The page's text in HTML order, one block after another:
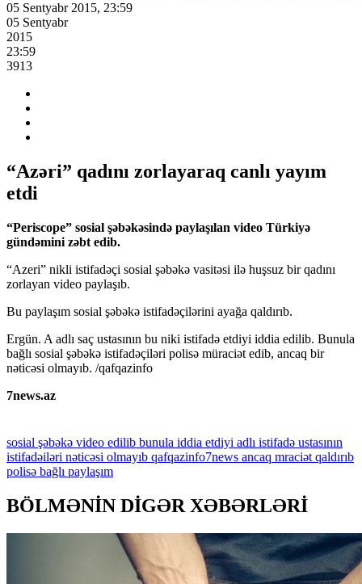
05 Sentyabr 2015, 23:59
05 Sentyabr
2015
23:59
3913
“Azəri” qadını zorlayaraq canlı yayım
etdi
“Periscope” sosial şəbəkəsində paylaşılan video Türkiyə
gündəmini zəbt edib.
“Azeri” nikli istifadəçi sosial şəbəkə vasitəsi ilə huşsuz bir qadını
zorlayan video paylaşıb.
Bu paylaşım sosial şəbəkə istifadəçilərini ayağa qaldırıb.
Ergün. A adlı saç ustasının bu niki istifadə etdiyi iddia edilib. Bunula
bağlı sosial şəbəkə istifadəçiləri polisə müraciət edib, ancaq bir
nəticəsi olmayıb. /qafqazinfo
7news.az
sosial şəbəkə video edilib bunula iddia etdiyi adlı istifadə ustasının
istifadəiləri nəticəsi olmayıb qafqazinfo7news ancaq mraciət qaldırıb
polisə bağlı paylaşım
BÖLMƏNİN DİGƏR XƏBƏRLƏRİ